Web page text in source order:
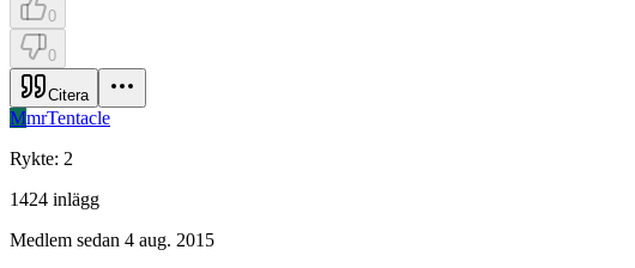
0
0
Citera
MmrTentacle
Rykte: 2
1424 inlägg
Medlem sedan 4 aug. 2015